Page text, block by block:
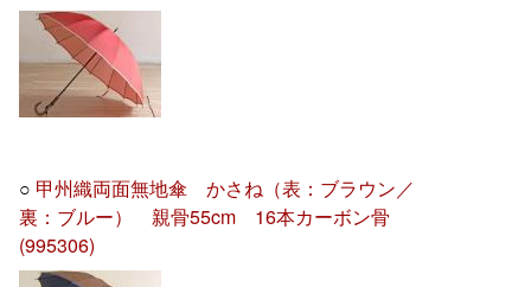
○ 甲州織両面無地傘 かさね（表：ブラウン／
裏：ブルー） 親骨55cm 16本カーボン骨
(995306)